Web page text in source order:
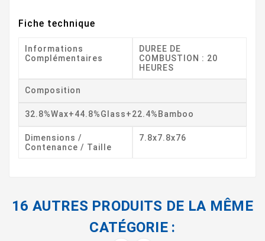
Fiche technique
Informations
Complémentaires
DUREE DE
COMBUSTION : 20
HEURES
Composition
32.8%wax+44.8%glass+22.4%bamboo
Dimensions /
Contenance / Taille
7.8x7.8x76
16 AUTRES PRODUITS DE LA MÊME
CATÉGORIE :